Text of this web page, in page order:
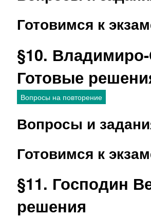
Готовимся к
§10.
Готовые
Вопросы на повторение
Вопросы и
Готовимся к
§11. Господин
решения